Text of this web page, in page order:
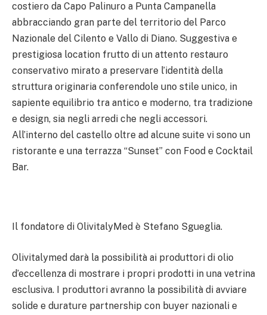
costiero da Capo Palinuro a Punta Campanella
abbracciando gran parte del territorio del Parco
Nazionale del Cilento e Vallo di Diano. Suggestiva e
prestigiosa location frutto di un attento restauro
conservativo mirato a preservare l’identità della
struttura originaria conferendole uno stile unico, in
sapiente equilibrio tra antico e moderno, tra tradizione
e design, sia negli arredi che negli accessori.
All’interno del castello oltre ad alcune suite vi sono un
ristorante e una terrazza “Sunset” con Food e Cocktail
Bar.
Il fondatore di OlivitalyMed è Stefano Sgueglia.
Olivitalymed darà la possibilità ai produttori di olio
d’eccellenza di mostrare i propri prodotti in una vetrina
esclusiva. I produttori avranno la possibilità di avviare
solide e durature partnership con buyer nazionali e